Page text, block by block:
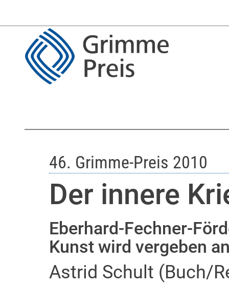
46. Grimme-Preis 2010
Der innere
Eberhard-Fechner-
Kunst wird vergeben
Astrid Schult (Buch/